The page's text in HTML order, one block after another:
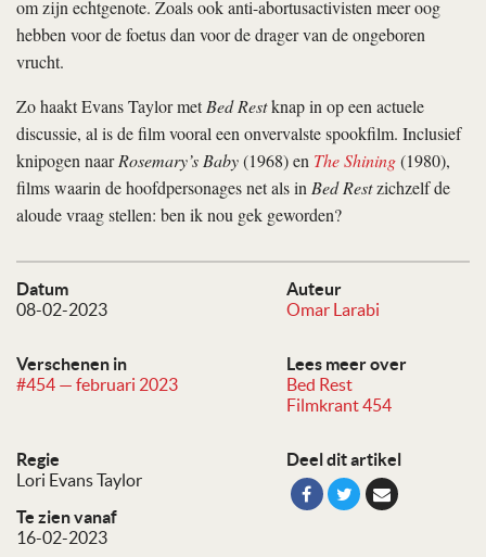
Datum
08-02-2023
Auteur
Omar Larabi
Verschenen in
#454 — februari 2023
Lees meer over
Bed Rest
Filmkrant 454
Regie
Lori Evans Taylor
Te zien vanaf
16-02-2023
Deel dit artikel
om zijn echtgenote. Zoals ook anti-abortusactivisten meer oog
hebben voor de foetus dan voor de drager van de ongeboren
vrucht.
Zo haakt Evans Taylor metBed Restknap in op een actuele
discussie, al is de film vooral een onvervalste spookfilm. Inclusief
knipogen naarRosemary’s Baby(1968) en The Shining(1980),
films waarin de hoofdpersonages net als in Bed Restzichzelf de
aloude vraag stellen: ben ik nou gek geworden?